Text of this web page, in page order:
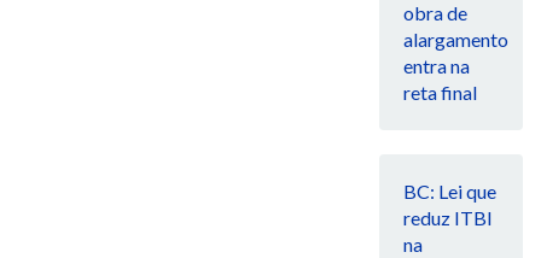
obra de
alargamento
entra na
reta final
BC: Lei que
reduz ITBI
na